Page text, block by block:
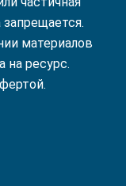
материалов
на ресурс.